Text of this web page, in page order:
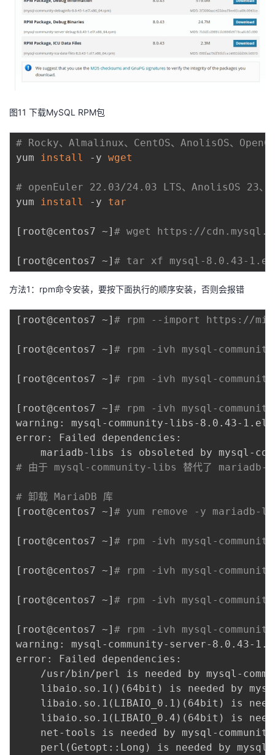
图11 下载MySQL RPM包
# Rocky、Almalinux、CentOS、AnolisOS、
yum install -y wget
# openEuler 22.03/24.03 LTS、AnolisOS 23、
yum install -y tar
[ root@centos7 ~] # wget https://
[ root@centos7 ~] # tar xf mysql-8.0.43-
方法1：rpm命令安装，要按下面执行的顺序安装，否则会报错
[ root@centos7 ~] # rpm --import https://
[ root@centos7 ~] # rpm -ivh mysql-
[ root@centos7 ~] # rpm -ivh mysql-
[ root@centos7 ~] # rpm -ivh mysql-
warning: mysql-community-libs-8.0.43-
error: Failed dependencies:
# 由于 mysql-community-libs 替代了 mariadb-
# 卸载 MariaDB 库
[ root@centos7 ~] # yum remove -y mariadb-
[ root@centos7 ~] # rpm -ivh mysql-
[ root@centos7 ~] # rpm -ivh mysql-
[ root@centos7 ~] # rpm -ivh mysql-
[ root@centos7 ~] # rpm -ivh mysql-
warning: mysql-community-server-8.0.43-
error: Failed dependencies:
	libaio.so.1
( ) ( 64bit )
is needed by
	libaio.so.1
( LIBAIO_0.1 ) ( 64bit )
is
	libaio.so.1
( LIBAIO_0.4 ) ( 64bit )
is
	perl
(Getopt::Long )
is needed by